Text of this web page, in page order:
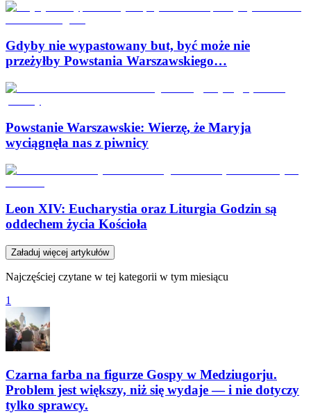
Gdyby nie wypastowany but, być może nie
przeżyłby Powstania Warszawskiego…
Powstanie Warszawskie: Wierzę, że Maryja
wyciągnęła nas z piwnicy
Leon XIV: Eucharystia oraz Liturgia Godzin są
oddechem życia Kościoła
Załaduj więcej artykułów
Najczęściej czytane w tej kategorii w tym miesiącu
1
Czarna farba na figurze Gospy w Medziugorju.
Problem jest większy, niż się wydaje — i nie dotyczy
tylko sprawcy.